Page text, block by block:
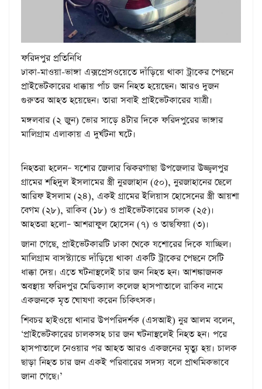
ফরিদপুর প্রতিনিধি
ঢাকা-মাওয়া-ভাঙ্গা এক্সপ্রেসওয়েতে দাঁড়িয়ে থাকা ট্রাকের পেছনে
প্রাইভেটকারের ধাক্কায় পাঁচ জন নিহত হয়েছেন। আরও দুজন
গুরুতর আহত হয়েছেন। তারা সবাই প্রাইভেটকারের যাত্রী।
মঙ্গলবার (২ জুন) ভোর সাড়ে ৪টার দিকে ফরিদপুরের ভাঙ্গার
মালিগ্রাম এলাকায় এ দুর্ঘটনা ঘটে।
নিহতরা হলেন– যশোর জেলার ঝিকরগাছা উপজেলার উজ্জ্বলপুর
গ্রামের শহিদুল ইসলামের স্ত্রী নুরজাহান (৫০), নুরজাহানের ছেলে
আরিফ ইসলাম (২৪), একই গ্রামের ইলিয়াস হোসেনের স্ত্রী আয়শা
বেগম (২৮), রাকিব (১৮) ও প্রাইভেটকারের চালক (২৫)।
আহতরা হলো– আশরাফুল হোসেন (৭) ও তাছফিয়া (৩)।
জানা গেছে, প্রাইভেটকারটি ঢাকা থেকে যশোরের দিকে যাচ্ছিল।
মালিগ্রাম বাসস্ট্যান্ডে দাঁড়িয়ে থাকা একটি ট্রাকের পেছনে সেটি
ধাক্কা দেয়। এতে ঘটনাস্থলেই চার জন নিহত হন। আশঙ্কাজনক
অবস্থায় ফরিদপুর মেডিক্যাল কলেজ হাসপাতালে রাকিব নামে
একজনকে মৃত ঘোষণা করেন চিকিৎসক।
শিবচর হাইওয়ে থানার উপপরিদর্শক (এসআই) নুর আলম বলেন,
‘প্রাইভেটকারের চালকসহ চার জন ঘটনাস্থলেই নিহত হন। পরে
হাসপাতালে নেওয়ার পর আহত আরও একজনের মৃত্যু হয়। চালক
ছাড়া নিহত চার জন একই পরিবারের সদস্য বলে প্রাথমিকভাবে
জানা গেছে।’